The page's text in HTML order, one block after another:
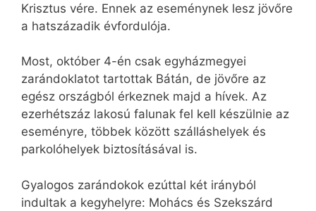
Krisztus vére. Ennek az eseménynek lesz jövőre
a hatszázadik évfordulója.
Most, október 4-én csak egyházmegyei
zarándoklatot tartottak Bátán, de jövőre az
egész országból érkeznek majd a hívek. Az
ezerhétszáz lakosú falunak fel kell készülnie az
eseményre, többek között szálláshelyek és
parkolóhelyek biztosításával is.
Gyalogos zarándokok ezúttal két irányból
indultak a kegyhelyre: Mohács és Szekszárd